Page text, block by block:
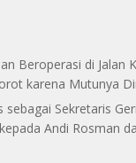
Beroperasi di Jalan
karena Mutunya
sebagai Sekretaris
Andi Rosman